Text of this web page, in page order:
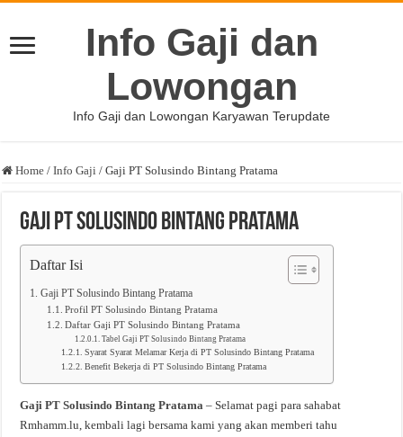
Info Gaji dan
Lowongan
Info Gaji dan Lowongan Karyawan Terupdate
Home / Info Gaji / Gaji PT Solusindo Bintang Pratama
Gaji PT Solusindo Bintang Pratama
Daftar Isi
Gaji PT Solusindo Bintang Pratama
Profil PT Solusindo Bintang Pratama
Daftar Gaji PT Solusindo Bintang Pratama
Tabel Gaji PT Solusindo Bintang Pratama
Syarat Syarat Melamar Kerja di PT Solusindo Bintang Pratama
Benefit Bekerja di PT Solusindo Bintang Pratama
Gaji PT Solusindo Bintang Pratama – Selamat pagi para sahabat
Rmhamm.lu, kembali lagi bersama kami yang akan memberi tahu